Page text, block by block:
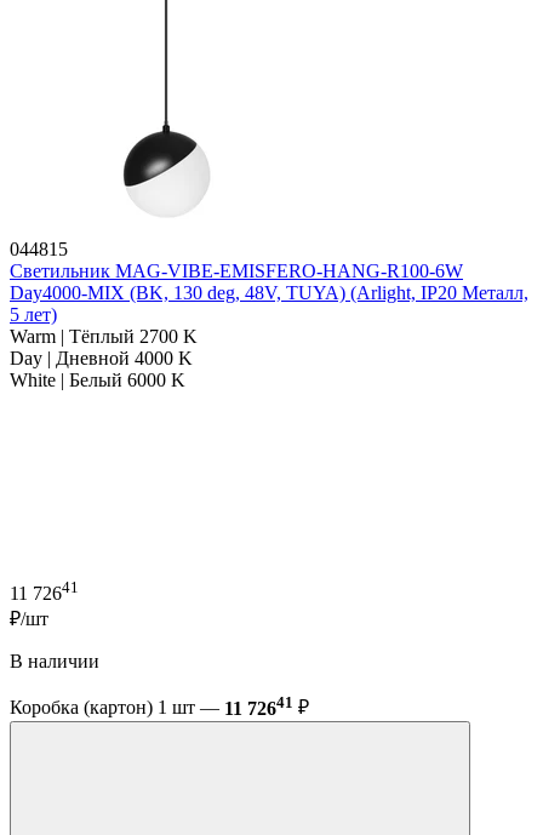
044815
Светильник MAG-VIBE-EMISFERO-HANG-R100-6W
Day4000-MIX (BK, 130 deg, 48V, TUYA) (Arlight, IP20 Металл,
5 лет)
Warm | Тёплый 2700 K
Day | Дневной 4000 K
White | Белый 6000 K
11 72641
₽/шт
В наличии
Коробка (картон) 1 шт — 11 72641 ₽